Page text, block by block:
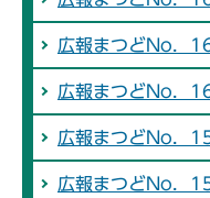
広報まつどNo．
広報まつどNo．
広報まつどNo．
広報まつどNo．